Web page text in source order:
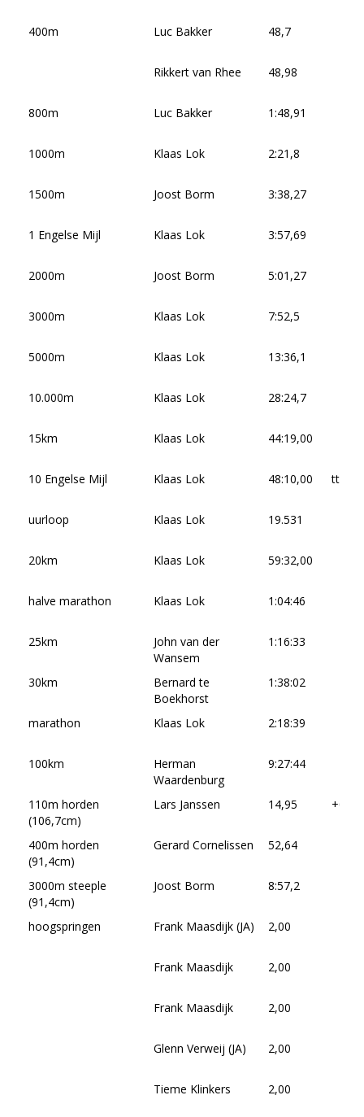
400m Luc Bakker 48,7
Rikkert van Rhee 48,98
800m Luc Bakker 1:48,91
1000m Klaas Lok 2:21,8
1500m Joost Borm 3:38,27
1 Engelse Mijl Klaas Lok 3:57,69
2000m Joost Borm 5:01,27
3000m Klaas Lok 7:52,5
5000m Klaas Lok 13:36,1
10.000m Klaas Lok 28:24,7
15km Klaas Lok 44:19,00
10 Engelse Mijl Klaas Lok 48:10,00 tt
uurloop Klaas Lok 19.531
20km Klaas Lok 59:32,00
halve marathon Klaas Lok 1:04:46
25km
John van der
Wansem
1:16:33
30km
Bernard te
Boekhorst
1:38:02
marathon Klaas Lok 2:18:39
100km
Herman
Waardenburg
9:27:44
110m horden
(106,7cm)
Lars Janssen 14,95 +0.5
400m horden
(91,4cm)
Gerard Cornelissen 52,64
3000m steeple
(91,4cm)
Joost Borm 8:57,2
hoogspringen Frank Maasdijk (JA) 2,00
Frank Maasdijk 2,00
Frank Maasdijk 2,00
Glenn Verweij (JA) 2,00
Tieme Klinkers 2,00